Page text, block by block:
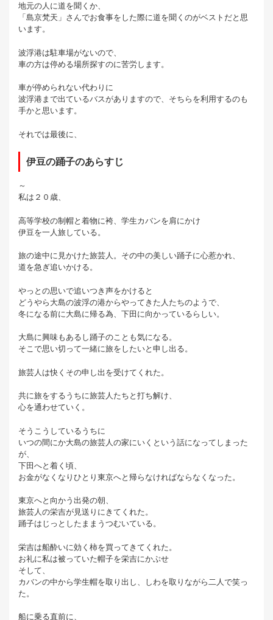
地元の人に道を聞くか、
「島京梵天」さんでお食事をした際に道を聞くのがベストだと思
います。
波浮港は駐車場がないので、
車の方は停める場所探すのに苦労します。
車が停められない代わりに
波浮港まで出ているバスがありますので、そちらを利用するのも
手かと思います。
それでは最後に、
伊豆の踊子のあらすじ
～
私は２０歳、
高等学校の制帽と着物に袴、学生カバンを肩にかけ
伊豆を一人旅している。
旅の途中に見かけた旅芸人。その中の美しい踊子に心惹かれ、
道を急ぎ追いかける。
やっとの思いで追いつき声をかけると
どうやら大島の波浮の港からやってきた人たちのようで、
冬になる前に大島に帰る為、下田に向かっているらしい。
大島に興味もあるし踊子のことも気になる。
そこで思い切って一緒に旅をしたいと申し出る。
旅芸人は快くその申し出を受けてくれた。
共に旅をするうちに旅芸人たちと打ち解け、
心を通わせていく。
そうこうしているうちに
いつの間にか大島の旅芸人の家にいくという話になってしまった
が、
下田へと着く頃、
お金がなくなりひとり東京へと帰らなければならなくなった。
東京へと向かう出発の朝、
旅芸人の栄吉が見送りにきてくれた。
踊子はじっとしたままうつむいている。
栄吉は船酔いに効く柿を買ってきてくれた。
お礼に私は被っていた帽子を栄吉にかぶせ
そして、
カバンの中から学生帽を取り出し、しわを取りながら二人で笑っ
た。
船に乗る直前に、